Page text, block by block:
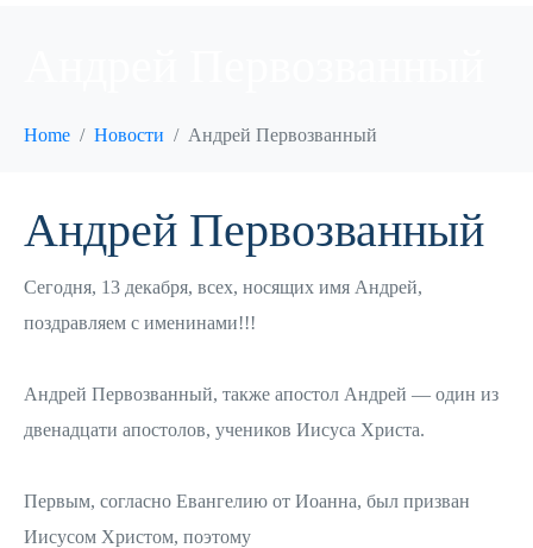
Home Новости Андрей Первозванный
Андрей Первозванный
Сегодня, 13 декабря, всех, носящих имя Андрей,
поздравляем с именинами!!!
Андре‌й Первозва‌нный, также апо‌стол Андре‌й — один из
двенадцати апостолов, учеников Иисуса Христа.
Первым, согласно Евангелию от Иоанна, был призван
Иисусом Христом, поэтому